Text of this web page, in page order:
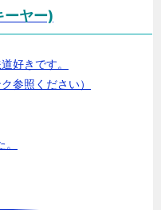
ーヤー)
好きです。
参照ください）